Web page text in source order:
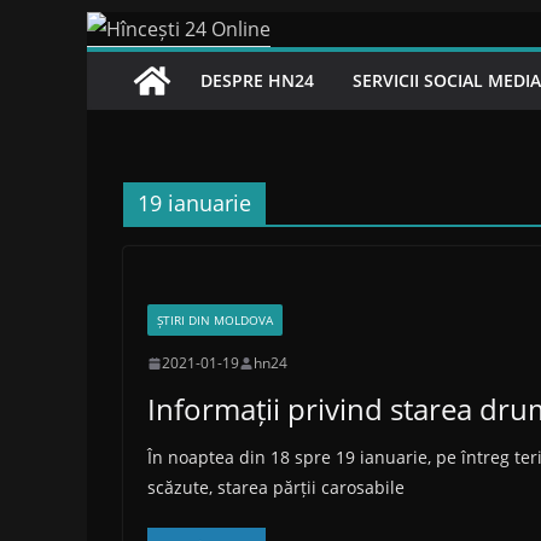
Skip
content
DESPRE HN24 SERVICII SOCIAL
19 ianuarie
ȘTIRI DIN MOLDOVA
2021-01-19 hn24
Informații privind starea
În noaptea din 18 spre 19 ianuarie, pe întreg
scăzute, starea părții carosabile